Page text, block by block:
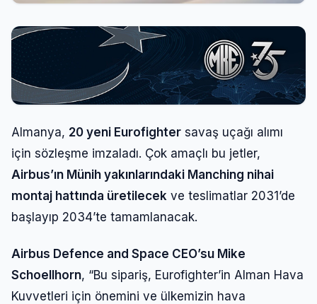
Almanya, 20 yeni Eurofighter savaş uçağı alımı
için sözleşme imzaladı. Çok amaçlı bu jetler,
Airbus’ın Münih yakınlarındaki Manching nihai
montaj hattında üretilecek ve teslimatlar 2031’de
başlayıp 2034’te tamamlanacak.
Airbus Defence and Space CEO’su Mike
Schoellhorn, “Bu sipariş, Eurofighter’in Alman Hava
Kuvvetleri için önemini ve ülkemizin hava